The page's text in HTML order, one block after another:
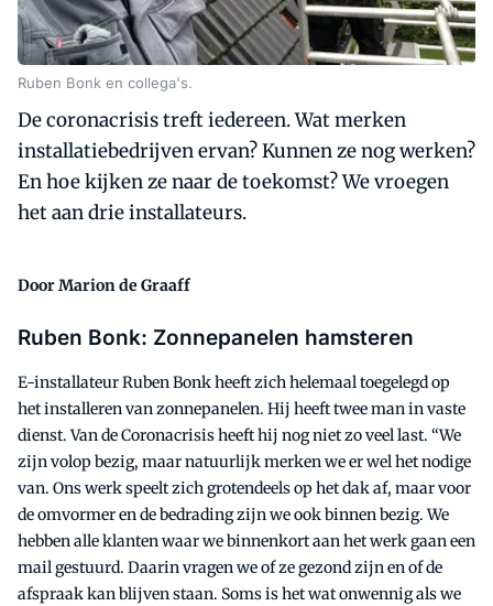
Ruben Bonk en collega's.
De coronacrisis treft iedereen. Wat merken
installatiebedrijven ervan? Kunnen ze nog werken?
En hoe kijken ze naar de toekomst? We vroegen
het aan drie installateurs.
Door Marion de Graaff
Ruben Bonk: Zonnepanelen hamsteren
E-installateur Ruben Bonk heeft zich helemaal toegelegd op
het installeren van zonnepanelen. Hij heeft twee man in vaste
dienst. Van de Coronacrisis heeft hij nog niet zo veel last. “We
zijn volop bezig, maar natuurlijk merken we er wel het nodige
van. Ons werk speelt zich grotendeels op het dak af, maar voor
de omvormer en de bedrading zijn we ook binnen bezig. We
hebben alle klanten waar we binnenkort aan het werk gaan een
mail gestuurd. Daarin vragen we of ze gezond zijn en of de
afspraak kan blijven staan. Soms is het wat onwennig als we